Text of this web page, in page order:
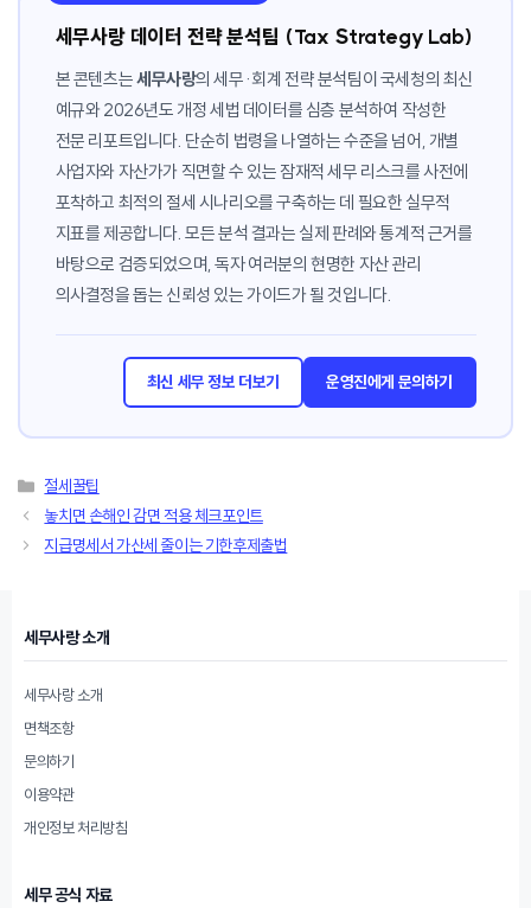
세무사랑 데이터 전략 분석팀 (Tax Strategy Lab)
본 콘텐츠는세무사랑의 세무·회계 전략 분석팀이 국세청의 최신
예규와 2026년도 개정 세법 데이터를 심층 분석하여 작성한
전문 리포트입니다. 단순히 법령을 나열하는 수준을 넘어, 개별
사업자와 자산가가 직면할 수 있는 잠재적 세무 리스크를 사전에
포착하고 최적의 절세 시나리오를 구축하는 데 필요한 실무적
지표를 제공합니다. 모든 분석 결과는 실제 판례와 통계적 근거를
바탕으로 검증되었으며, 독자 여러분의 현명한 자산 관리
의사결정을 돕는 신뢰성 있는 가이드가 될 것입니다.
최신 세무 정보 더보기 운영진에게 문의하기
카
테
고
리
절세꿀팁
놓치면 손해인 감면 적용 체크포인트
지급명세서 가산세 줄이는 기한후제출법
세무사랑 소개
세무사랑 소개
면책조항
문의하기
이용약관
개인정보 처리방침
세무 공식 자료